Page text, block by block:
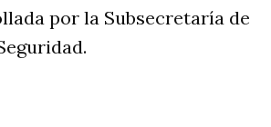
por la Subsecretaría de